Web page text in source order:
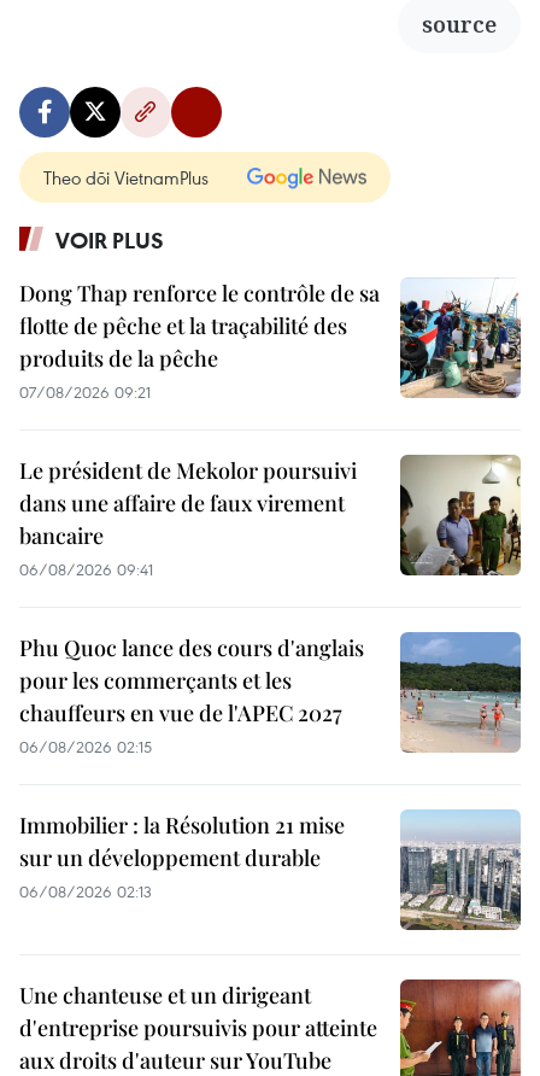
source
Theo dõi VietnamPlus
VOIR PLUS
Dong Thap renforce le contrôle de sa
flotte de pêche et la traçabilité des
produits de la pêche
07/08/2026 09:21
Le président de Mekolor poursuivi
dans une affaire de faux virement
bancaire
06/08/2026 09:41
Phu Quoc lance des cours d'anglais
pour les commerçants et les
chauffeurs en vue de l'APEC 2027
06/08/2026 02:15
Immobilier : la Résolution 21 mise
sur un développement durable
06/08/2026 02:13
Une chanteuse et un dirigeant
d'entreprise poursuivis pour atteinte
aux droits d'auteur sur YouTube